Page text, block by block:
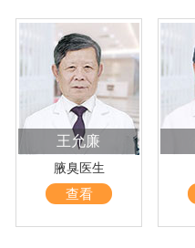
王允廉
腋臭医生
查看